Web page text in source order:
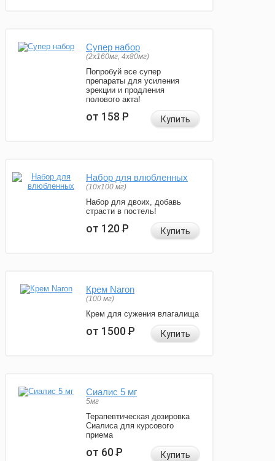
Супер набор
(2х160мг, 4х80мг)
Попробуй все супер
препараты для усиления
эрекции и продления
полового акта!
от 158Р Купить
Набор для влюбленных
(10х100 мг)
Набор для двоих, добавь
страсти в постель!
от 120Р Купить
Крем Naron
(100 мг)
Крем для сужения влагалища
от 1500Р Купить
Сиалис 5 мг
5мг
Терапевтическая дозировка
Сиалиса для курсового
приема
от 60Р Купить